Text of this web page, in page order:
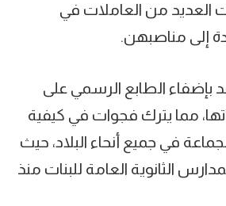
العديد من العاملات في
إلى مناصبهن.
بإضفاء الطابع الرسمي على
مما يترك فجوات في كيفية
في جميع أنحاء البلاد، حيث
الثانوية العامة للبنات منذ